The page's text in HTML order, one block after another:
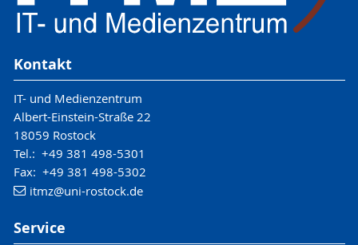
Kontakt
IT- und Medienzentrum
Albert-Einstein-Straße 22
18059 Rostock
Tel.: +49 381 498-5301
Fax: +49 381 498-5302
itmz@uni-rostock.de
Service